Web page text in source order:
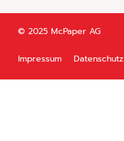
© 2025 McPaper AG
Impressum Datenschutz